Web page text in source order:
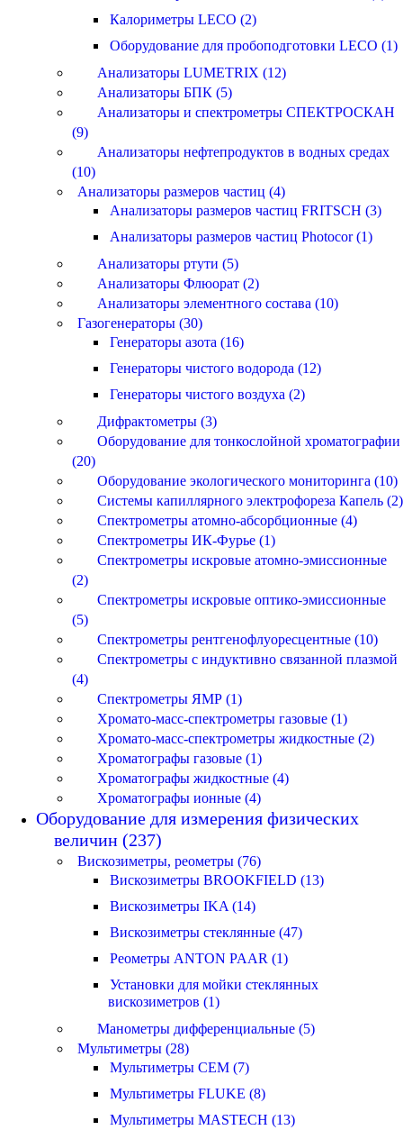
Калориметры LECO (2)
Оборудование для пробоподготовки LECO (1)
Анализаторы LUMETRIX (12)
Анализаторы БПК (5)
Анализаторы и спектрометры СПЕКТРОСКАН
(9)
Анализаторы нефтепродуктов в водных средах
(10)
Анализаторы размеров частиц (4)
Анализаторы размеров частиц FRITSCH (3)
Анализаторы размеров частиц Photocor (1)
Анализаторы ртути (5)
Анализаторы Флюорат (2)
Анализаторы элементного состава (10)
Газогенераторы (30)
Генераторы азота (16)
Генераторы чистого водорода (12)
Генераторы чистого воздуха (2)
Дифрактометры (3)
Оборудование для тонкослойной хроматографии
(20)
Оборудование экологического мониторинга (10)
Системы капиллярного электрофореза Капель (2)
Спектрометры атомно-абсорбционные (4)
Спектрометры ИК-Фурье (1)
Спектрометры искровые атомно-эмиссионные
(2)
Спектрометры искровые оптико-эмиссионные
(5)
Спектрометры рентгенофлуоресцентные (10)
Спектрометры с индуктивно связанной плазмой
(4)
Спектрометры ЯМР (1)
Хромато-масс-спектрометры газовые (1)
Хромато-масс-спектрометры жидкостные (2)
Хроматографы газовые (1)
Хроматографы жидкостные (4)
Хроматографы ионные (4)
Оборудование для измерения физических
величин (237)
Вискозиметры, реометры (76)
Вискозиметры BROOKFIELD (13)
Вискозиметры IKA (14)
Вискозиметры стеклянные (47)
Реометры ANTON PAAR (1)
Установки для мойки стеклянных
вискозиметров (1)
Манометры дифференциальные (5)
Мультиметры (28)
Мультиметры CEM (7)
Мультиметры FLUKE (8)
Мультиметры MASTECH (13)